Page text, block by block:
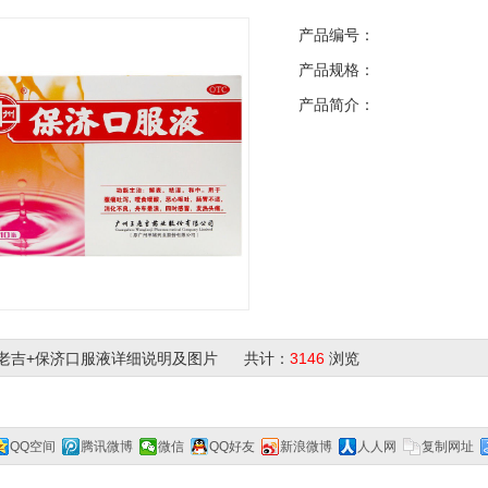
产品编号：
产品规格：
产品简介：
吉+保济口服液详细说明及图片 共计： 3146浏览
QQ空间 腾讯微博 微信 QQ好友 新浪微博 人人网 复制网址